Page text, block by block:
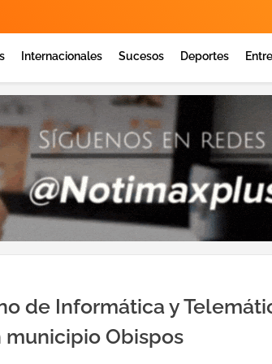
Internacionales Sucesos Deportes
de Informática y
Obispos